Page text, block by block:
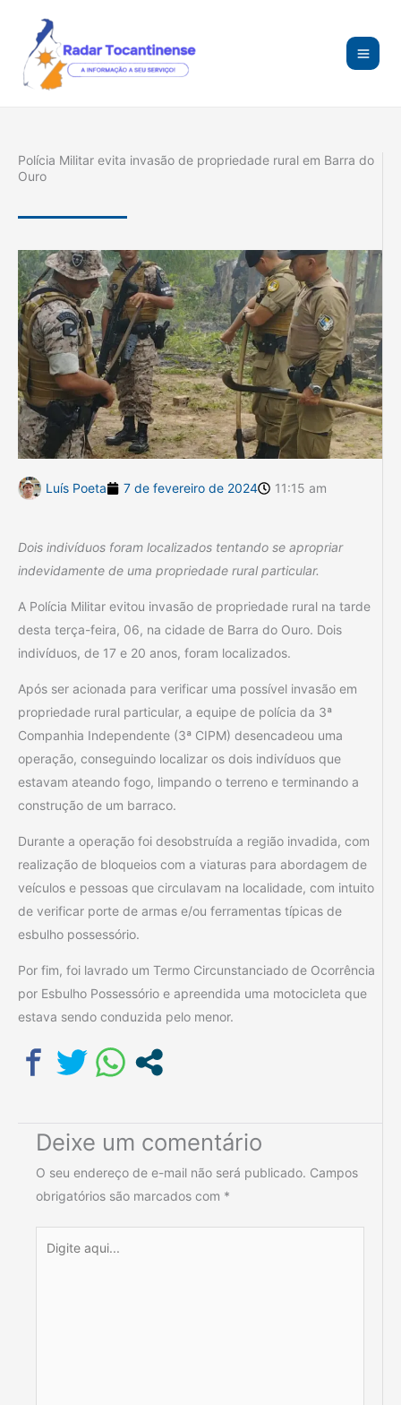
conteúdo
Polícia Militar evita invasão de propriedade rural em Barra do
Ouro
Luís Poeta 7 de fevereiro de 2024 11:15 am
Dois indivíduos foram localizados tentando se apropriar
indevidamente de uma propriedade rural particular.
A Polícia Militar evitou invasão de propriedade rural na tarde
desta terça-feira, 06, na cidade de Barra do Ouro. Dois
indivíduos, de 17 e 20 anos, foram localizados.
Após ser acionada para verificar uma possível invasão em
propriedade rural particular, a equipe de polícia da 3ª
Companhia Independente (3ª CIPM) desencadeou uma
operação, conseguindo localizar os dois indivíduos que
estavam ateando fogo, limpando o terreno e terminando a
construção de um barraco.
Durante a operação foi desobstruída a região invadida, com
realização de bloqueios com a viaturas para abordagem de
veículos e pessoas que circulavam na localidade, com intuito
de verificar porte de armas e/ou ferramentas típicas de
esbulho possessório.
Por fim, foi lavrado um Termo Circunstanciado de Ocorrência
por Esbulho Possessório e apreendida uma motocicleta que
estava sendo conduzida pelo menor.
Deixe um comentário
O seu endereço de e-mail não será publicado. Campos
obrigatórios são marcados com *
aqui...